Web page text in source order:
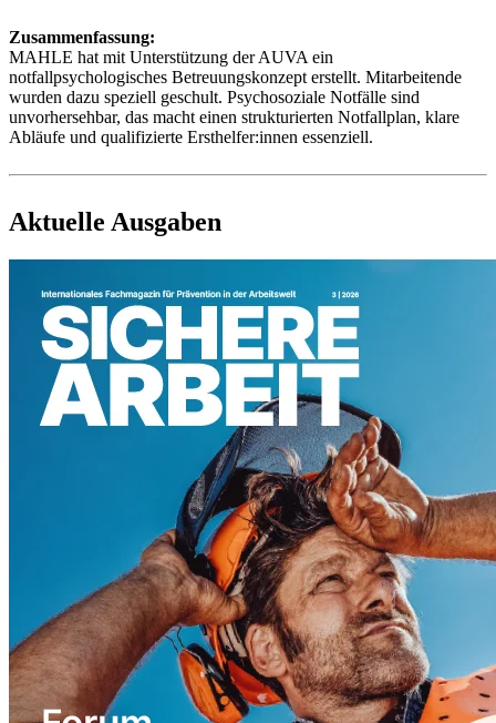
Zusammenfassung:
MAHLE hat mit Unterstützung der AUVA ein
notfallpsychologisches Betreuungskonzept erstellt. Mitarbeitende
wurden dazu speziell geschult. Psychosoziale Notfälle sind
unvorhersehbar, das macht einen strukturierten Notfallplan, klare
Abläufe und qualifizierte Ersthelfer:innen essenziell.
Aktuelle Ausgaben